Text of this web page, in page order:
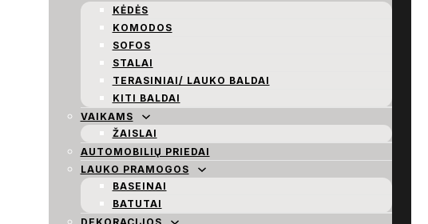
KĖDĖS
KOMODOS
SOFOS
STALAI
TERASINIAI/ LAUKO BALDAI
KITI BALDAI
VAIKAMS
ŽAISLAI
AUTOMOBILIŲ PRIEDAI
LAUKO PRAMOGOS
BASEINAI
BATUTAI